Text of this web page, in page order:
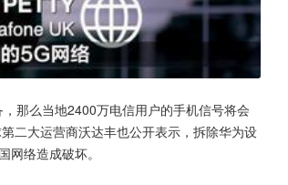
那么当地2400万电信用户的手机信号将会
二大运营商沃达丰也公开表示，拆除华为设
络造成破坏。